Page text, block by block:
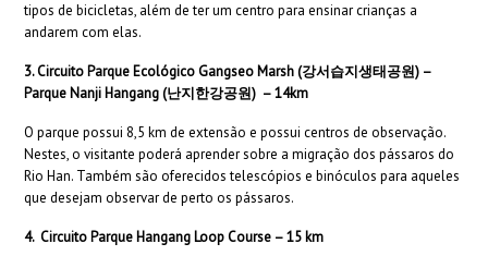
tipos de bicicletas, além de ter um centro para ensinar crianças a
andarem com elas.
3. Circuito Parque Ecológico Gangseo Marsh (강서습지생태공원) –
Parque Nanji Hangang (난지한강공원) – 14km
O parque possui 8,5 km de extensão e possui centros de observação.
Nestes, o visitante poderá aprender sobre a migração dos pássaros do
Rio Han. Também são oferecidos telescópios e binóculos para aqueles
que desejam observar de perto os pássaros.
4. Circuito Parque Hangang Loop Course – 15 km